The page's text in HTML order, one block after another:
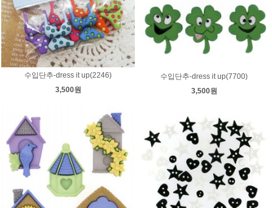
수입단추-dress it up(2246)
3,500원
수입단추-dress it up(7700)
3,500원